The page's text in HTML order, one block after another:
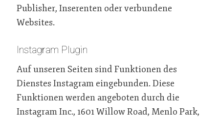
Publisher, Inserenten oder verbundene
Websites.
Instagram Plugin
Auf unseren Seiten sind Funktionen des
Dienstes Instagram eingebunden. Diese
Funktionen werden angeboten durch die
Instagram Inc., 1601 Willow Road, Menlo Park,